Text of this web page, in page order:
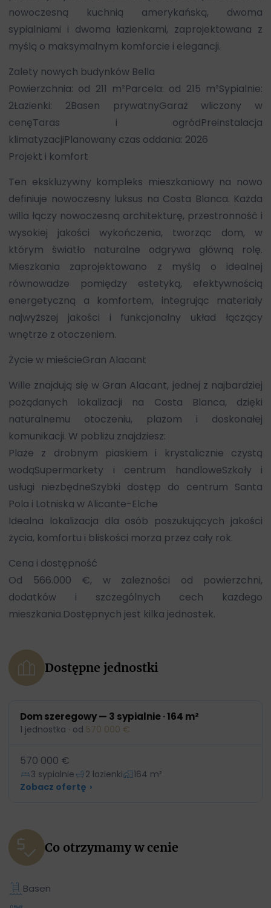
nowoczesną kuchnią amerykańską, dwoma
sypialniami i dwoma łazienkami, zaprojektowana z
myślą o maksymalnym komforcie i elegancji.
Zalety nowych budynków Bella
Powierzchnia: od 211 m²Parcela: od 215 m²Sypialnie:
2Łazienki: 2Basen prywatnyGaraż wliczony w
cenęTaras i ogródPreinstalacja
klimatyzacjiPlanowany czas oddania: 2026
Projekt i komfort
Ten ekskluzywny kompleks mieszkaniowy na nowo
definiuje nowoczesny luksus na Costa Blanca. Każda
willa łączy nowoczesną architekturę, przestronność i
wysokiej jakości wykończenia, tworząc dom, w
którym światło naturalne odgrywa główną rolę.
Mieszkania zaprojektowano z myślą o idealnej
równowadze pomiędzy estetyką, efektywnością
energetyczną a komfortem, integrując materiały
najwyższej jakości i funkcjonalny układ łączący
wnętrze z otoczeniem.
Życie w mieścieGran Alacant
Wille znajdują się w Gran Alacant, jednej z najbardziej
pożądanych lokalizacji na Costa Blanca, dzięki
naturalnemu otoczeniu, plażom i doskonałej
komunikacji. W pobliżu znajdziesz:
Plaże z drobnym piaskiem i krystalicznie czystą
wodąSupermarkety i centrum handloweSzkoły i
usługi niezbędneSzybki dostęp do centrum Santa
Pola i Lotniska w Alicante-Elche
Idealna lokalizacja dla osób poszukujących jakości
życia, komfortu i bliskości morza przez cały rok.
Cena i dostępność
Od 566.000 €, w zależności od powierzchni,
dodatków i szczególnych cech każdego
mieszkania.Dostępnych jest kilka jednostek.
Dostępne jednostki
Dom szeregowy — 3 sypialnie · 164 m²
1 jednostka · od 570 000 €
570 000 €
3 sypialnie 2 łazienki
164 m²
Zobacz ofertę ›
Co otrzymamy w cenie
Basen